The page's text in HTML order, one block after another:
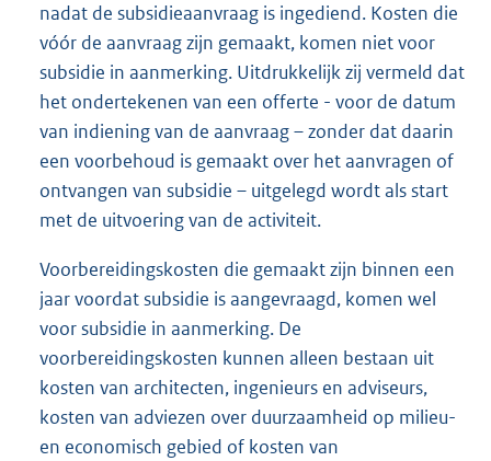
nadat de subsidieaanvraag is ingediend. Kosten die
vóór de aanvraag zijn gemaakt, komen niet voor
subsidie in aanmerking. Uitdrukkelijk zij vermeld dat
het ondertekenen van een offerte - voor de datum
van indiening van de aanvraag – zonder dat daarin
een voorbehoud is gemaakt over het aanvragen of
ontvangen van subsidie – uitgelegd wordt als start
met de uitvoering van de activiteit.
Voorbereidingskosten die gemaakt zijn binnen een
jaar voordat subsidie is aangevraagd, komen wel
voor subsidie in aanmerking. De
voorbereidingskosten kunnen alleen bestaan uit
kosten van architecten, ingenieurs en adviseurs,
kosten van adviezen over duurzaamheid op milieu-
en economisch gebied of kosten van